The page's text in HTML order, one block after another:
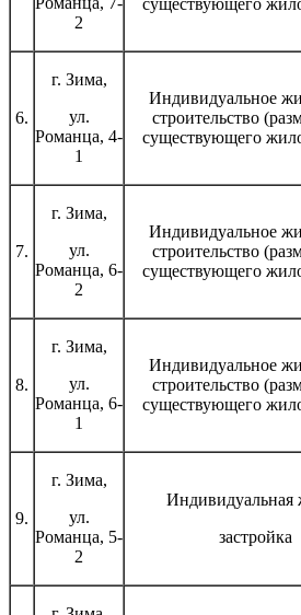
2
6.
г. Зима,
ул.
Романца, 4-
1
Индивидуальное
строительство
существующего
7.
г. Зима,
ул.
Романца, 6-
2
Индивидуальное
строительство
существующего
8.
г. Зима,
ул.
Романца, 6-
1
Индивидуальное
строительство
существующего
9.
г. Зима,
ул.
Романца, 5-
2
Индивидуальная
застройка